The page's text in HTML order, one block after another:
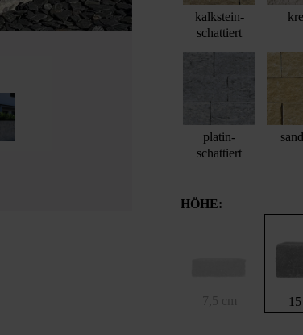
kalkstein-
schattiert
platin-
schattiert
HÖHE: